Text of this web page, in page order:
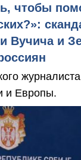
чтобы
Вучича и
и Европы.